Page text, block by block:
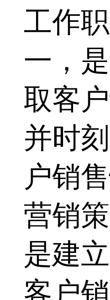
工作
一，
取客
并时
户销
营销
是建
客户